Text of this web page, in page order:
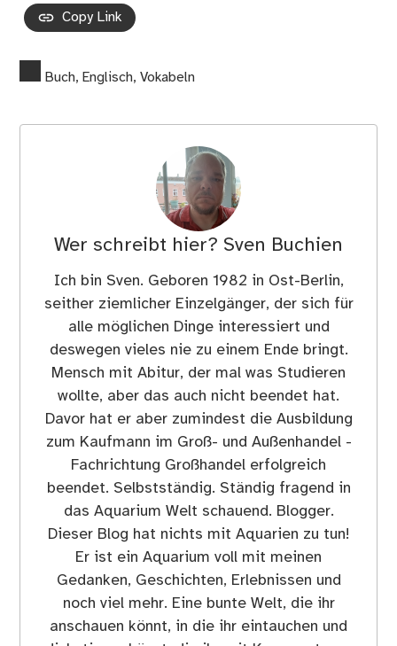
Copy Link
Buch, Englisch,Vokabeln
Wer schreibt hier? Sven Buchien
Ich bin Sven. Geboren 1982 in Ost-Berlin,
seither ziemlicher Einzelgänger, der sich für
alle möglichen Dinge interessiert und
deswegen vieles nie zu einem Ende bringt.
Mensch mit Abitur, der mal was Studieren
wollte, aber das auch nicht beendet hat.
Davor hat er aber zumindest die Ausbildung
zum Kaufmann im Groß- und Außenhandel -
Fachrichtung Großhandel erfolgreich
beendet. Selbstständig. Ständig fragend in
das Aquarium Welt schauend. Blogger.
Dieser Blog hat nichts mit Aquarien zu tun!
Er ist ein Aquarium voll mit meinen
Gedanken, Geschichten, Erlebnissen und
noch viel mehr. Eine bunte Welt, die ihr
anschauen könnt, in die ihr eintauchen und